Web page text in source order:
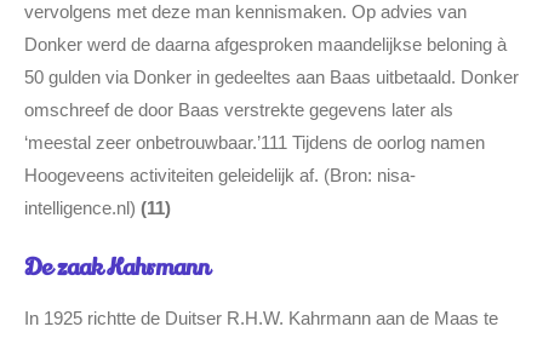
vervolgens met deze man kennismaken. Op advies van
Donker werd de daarna afgesproken maandelijkse beloning à
50 gulden via Donker in gedeeltes aan Baas uitbetaald. Donker
omschreef de door Baas verstrekte gegevens later als
‘meestal zeer onbetrouwbaar.’111 Tijdens de oorlog namen
Hoogeveens activiteiten geleidelijk af. (Bron: nisa-
intelligence.nl) (11)
De zaak Kahrmann
In 1925 richtte de Duitser R.H.W. Kahrmann aan de Maas te